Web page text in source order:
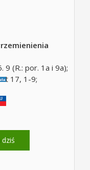
9 (R.: por. 1a i 9a);
17, 1-9;